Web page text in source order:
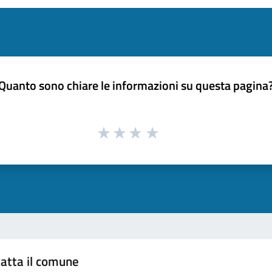
sono chiare le informazioni su questa
il comune